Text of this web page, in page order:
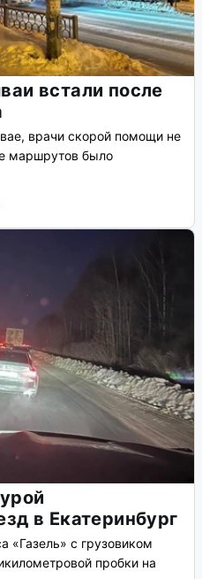
встали после
врачи скорой помощи не
маршрутов было
в Екатеринбург
«Газель» с грузовиком
пробки на